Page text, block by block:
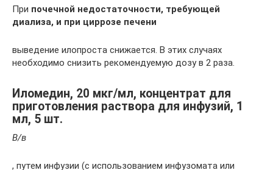
При почечной недостаточности, требующей
диализа, и при циррозе печени
выведение илопроста снижается. В этих случаях
необходимо снизить рекомендуемую дозу в 2 раза.
Иломедин, 20 мкг/мл, концентрат для
приготовления раствора для инфузий, 1
мл, 5 шт.
В/в
, путем инфузии (с использованием инфузомата или